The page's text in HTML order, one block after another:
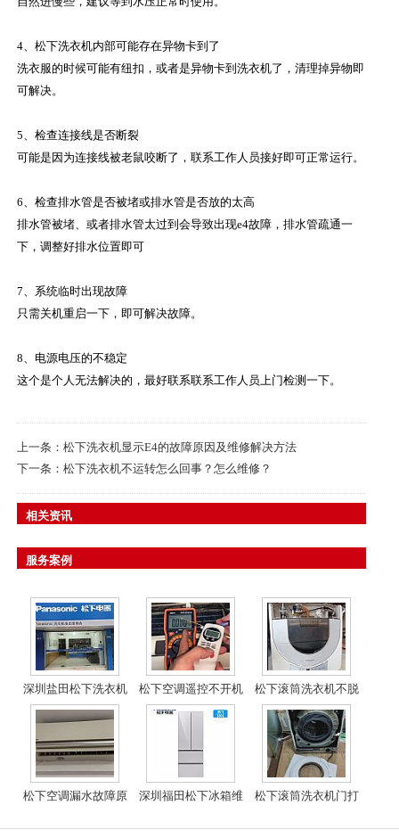
4、松下洗衣机内部可能存在异物卡到了
洗衣服的时候可能有纽扣，或者是异物卡到洗衣机了，清理掉异物即
可解决。
5、检查连接线是否断裂
可能是因为连接线被老鼠咬断了，联系工作人员接好即可正常运行。
6、检查排水管是否被堵或排水管是否放的太高
排水管被堵、或者排水管太过到会导致出现e4故障，排水管疏通一
下，调整好排水位置即可
7、系统临时出现故障
只需关机重启一下，即可解决故障。
8、电源电压的不稳定
这个是个人无法解决的，最好联系联系工作人员上门检测一下。
上一条：松下洗衣机显示E4的故障原因及维修解决方法
下一条：松下洗衣机不运转怎么回事？怎么维修？
相关资讯
服务案例
深圳盐田松下洗衣机
维修
松下空调遥控不开机
故障解决方法
松下滚筒洗衣机不脱
水不进水处理方法
松下空调漏水故障原
深圳福田松下冰箱维
松下滚筒洗衣机门打